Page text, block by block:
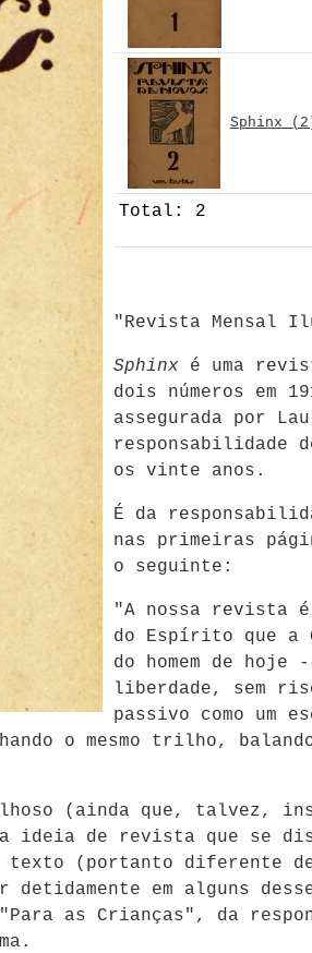
Total: 2
Sphinx
"Revista Mensal
Sphinx é uma
dois números em
assegurada por
responsabilidade
os vinte anos.
É da
nas primeiras
o seguinte:
"A nossa revista
do Espírito que a
do homem de
liberdade, sem
passivo como um
o mesmo trilho,
(ainda que,
ideia de revista que se
texto (portanto diferente
em alguns
as Crianças", da